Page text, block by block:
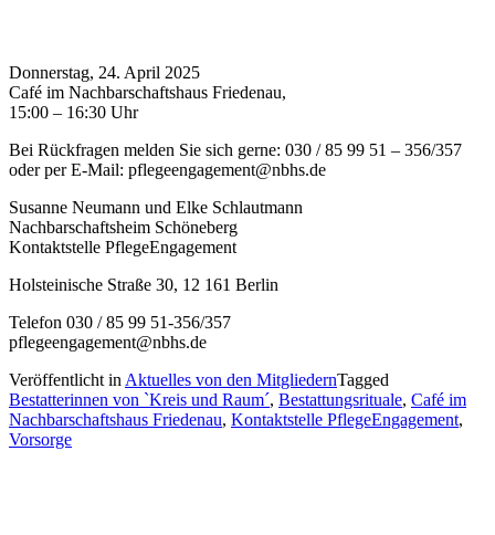
Donnerstag, 24. April 2025
Café im Nachbarschaftshaus Friedenau,
15:00 – 16:30 Uhr
Bei Rückfragen melden Sie sich gerne: 030 / 85 99 51 – 356/357
oder per E-Mail: pflegeengagement@nbhs.de
Susanne Neumann und Elke Schlautmann
Nachbarschaftsheim Schöneberg
Kontaktstelle PflegeEngagement
Holsteinische Straße 30, 12 161 Berlin
Telefon 030 / 85 99 51-356/357
pflegeengagement@nbhs.de
Veröffentlicht in Aktuelles von den MitgliedernTagged
Bestatterinnen von `Kreis und Raum´, Bestattungsrituale, Café im
Nachbarschaftshaus Friedenau, Kontaktstelle PflegeEngagement,
Vorsorge